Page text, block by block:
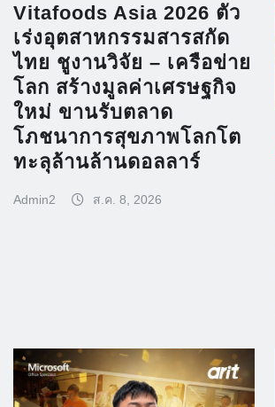
Vitafoods Asia 2026 ตัว
เร่งอุตสาหกรรมสารสกัด
ไทย ชูงานวิจัย – เครือข่าย
โลก สร้างมูลค่าเศรษฐกิจ
ใหม่ ขานรับตลาด
โภชนาการสุขภาพโลกโต
ทะลุล้านล้านดอลลาร์
Admin2 ส.ค. 8, 2026